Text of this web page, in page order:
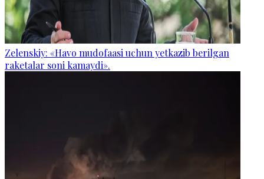
Zelenskiy: «Havo mudofaasi uchun yetkazib berilgan
raketalar soni kamaydi».